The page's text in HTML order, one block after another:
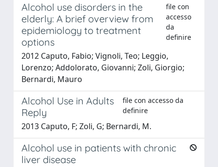
Alcohol use disorders in the
elderly: A brief overview from
epidemiology to treatment
options
file con
accesso
da
definire
2012 Caputo, Fabio; Vignoli, Teo; Leggio,
Lorenzo; Addolorato, Giovanni; Zoli, Giorgio;
Bernardi, Mauro
Alcohol Use in Adults
Reply
file con accesso da
definire
2013 Caputo, F; Zoli, G; Bernardi, M.
Alcohol use in patients with chronic
liver disease